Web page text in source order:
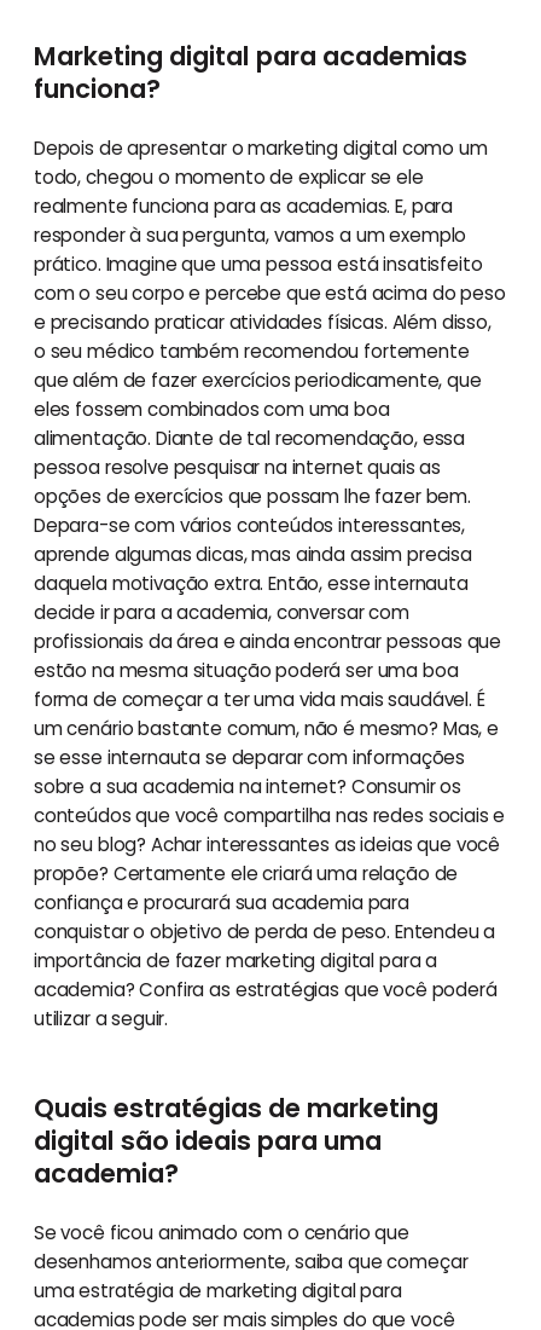
Marketing digital para academias
funciona?
Depois de apresentar o marketing digital como um
todo, chegou o momento de explicar se ele
realmente funciona para as academias. E, para
responder à sua pergunta, vamos a um exemplo
prático. Imagine que uma pessoa está insatisfeito
com o seu corpo e percebe que está acima do peso
e precisando praticar atividades físicas. Além disso,
o seu médico também recomendou fortemente
que além de fazer exercícios periodicamente, que
eles fossem combinados com uma boa
alimentação. Diante de tal recomendação, essa
pessoa resolve pesquisar na internet quais as
opções de exercícios que possam lhe fazer bem.
Depara-se com vários conteúdos interessantes,
aprende algumas dicas, mas ainda assim precisa
daquela motivação extra. Então, esse internauta
decide ir para a academia, conversar com
profissionais da área e ainda encontrar pessoas que
estão na mesma situação poderá ser uma boa
forma de começar a ter uma vida mais saudável. É
um cenário bastante comum, não é mesmo? Mas, e
se esse internauta se deparar com informações
sobre a sua academia na internet? Consumir os
conteúdos que você compartilha nas redes sociais e
no seu blog? Achar interessantes as ideias que você
propõe? Certamente ele criará uma relação de
confiança e procurará sua academia para
conquistar o objetivo de perda de peso. Entendeu a
importância de fazer marketing digital para a
academia? Confira as estratégias que você poderá
utilizar a seguir.
Quais estratégias de marketing
digital são ideais para uma
academia?
Se você ficou animado com o cenário que
desenhamos anteriormente, saiba que começar
uma estratégia de marketing digital para
academias pode ser mais simples do que você